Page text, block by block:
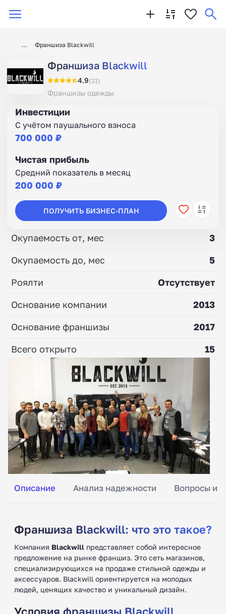
Франшиза Blackwill
Франшиза Blackwill
4.9(21)
Франшизы одежды
Описание Анализ надежности Вопросы и
Франшиза Blackwill: что это такое?
Компания Blackwill представляет собой интересное
предложение на рынке франшиз. Это сеть магазинов,
специализирующихся на продаже стильной одежды и
аксессуаров. Blackwill ориентируется на молодых
людей, ценящих качество и уникальный дизайн.
Условия франшизы Blackwill
Инвестиции
С учётом паушального взноса
700 000 ₽
Чистая прибыль
Средний показатель в месяц
200 000 ₽
ПОЛУЧИТЬ БИЗНЕС-ПЛАН
Окупаемость от, мес
3
Окупаемость до, мес
5
Роялти
Отсутствует
Основание компании
2013
Основание франшизы
2017
Всего открыто
15